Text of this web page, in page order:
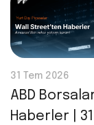
31 Tem 2026
ABD
Haberler | 31